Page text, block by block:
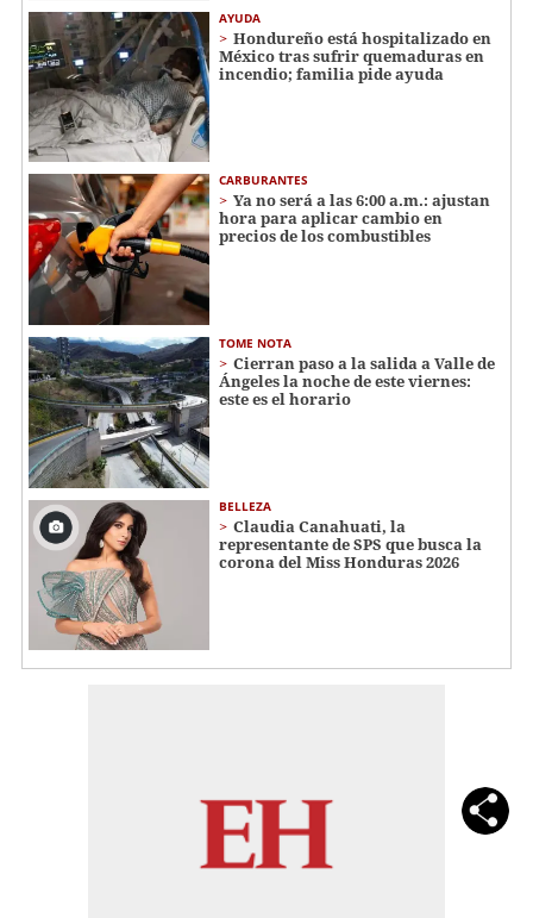
AYUDA
Hondureño está hospitalizado en
México tras sufrir quemaduras en
incendio; familia pide ayuda
CARBURANTES
Ya no será a las 6:00 a.m.: ajustan
hora para aplicar cambio en
precios de los combustibles
TOME NOTA
Cierran paso a la salida a Valle de
Ángeles la noche de este viernes:
este es el horario
BELLEZA
Claudia Canahuati, la
representante de SPS que busca la
corona del Miss Honduras 2026